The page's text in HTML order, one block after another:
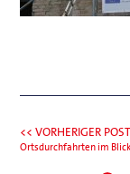
<< VORHERIGER POST
Ortsdurchfahrten im Blick